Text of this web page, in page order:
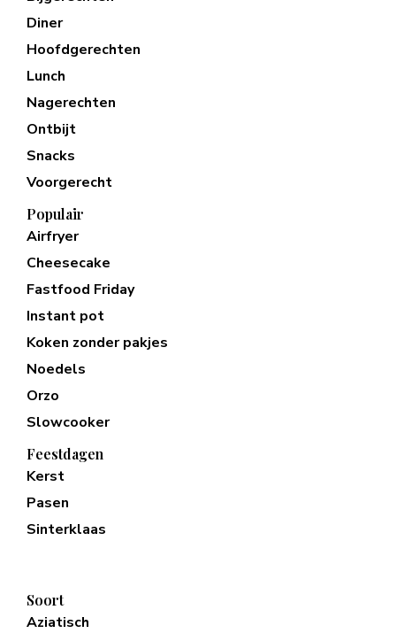
Diner
Hoofdgerechten
Lunch
Nagerechten
Ontbijt
Snacks
Voorgerecht
Populair
Airfryer
Cheesecake
Fastfood Friday
Instant pot
Koken zonder pakjes
Noedels
Orzo
Slowcooker
Feestdagen
Kerst
Pasen
Sinterklaas
Soort
Aziatisch